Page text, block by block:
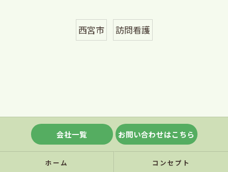
西宮市 訪問看護
会社一覧 お問い合わせはこちら
ホーム コンセプト